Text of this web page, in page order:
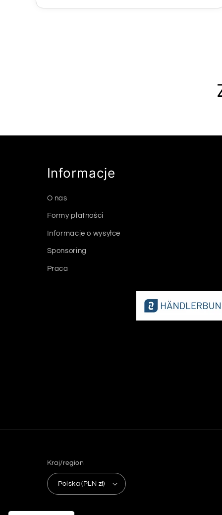
Informacje
O nas
Formy płatności
Informacje o wysyłce
Sponsoring
Praca
Kraj/region
Polska (PLN zł)